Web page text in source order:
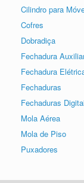
Cilindro para
Cofres
Dobradiça
Fechadura
Fechadura
Fechaduras
Fechaduras
Mola Aérea
Mola de Piso
Puxadores